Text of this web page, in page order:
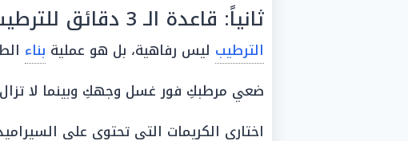
ثانياً: قاعدة الـ 3 دقائق للترطيب
الترطيب ليس رفاهية، بل هو عملية بناء
ضعي مرطبكِ فور غسل وجهكِ وبينما لا
اختاري الكريمات التي تحتوي على